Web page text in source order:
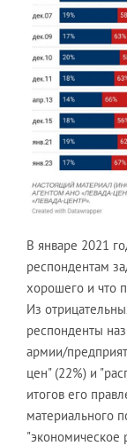
В январе 2021
респондентам
хорошего и что
Из
респонденты
армии/
цен" (22%) и
итогов его
материального
"экономическое